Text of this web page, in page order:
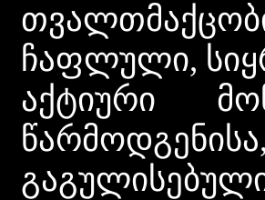
ჩაფლული,
აქტიური